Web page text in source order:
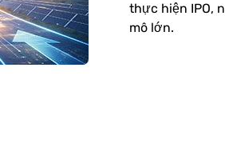
thực hiện IPO,
mô lớn.